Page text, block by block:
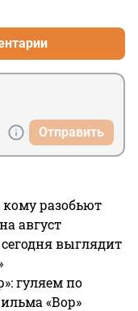
Отправить
разобьют
август
выглядит
гуляем по
«Вор»